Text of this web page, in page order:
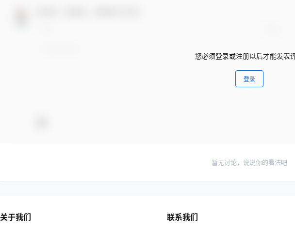
您必须登录或注册以后才能发表
登录
暂无讨论，说说你的看法吧
关于我们 联系我们